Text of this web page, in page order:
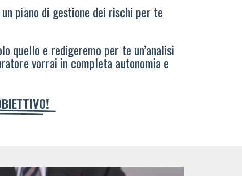
piano di gestione dei rischi per te
quello e redigeremo per te un’analisi
vorrai in completa autonomia e